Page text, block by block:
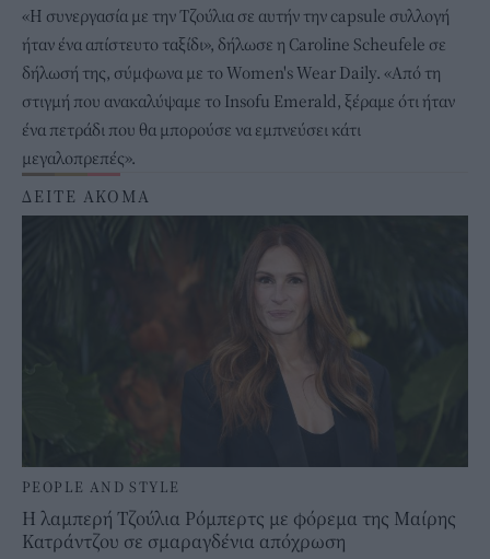
«Η συνεργασία με την Τζούλια σε αυτήν την capsule συλλογή
ήταν ένα απίστευτο ταξίδι», δήλωσε η Caroline Scheufele σε
δήλωσή της, σύμφωνα με το Women's Wear Daily. «Από τη
στιγμή που ανακαλύψαμε το Insofu Emerald, ξέραμε ότι ήταν
ένα πετράδι που θα μπορούσε να εμπνεύσει κάτι
μεγαλοπρεπές».
ΔΕΙΤΕ ΑΚΟΜΑ
PEOPLE AND STYLE
Η λαμπερή Τζούλια Ρόμπερτς με φόρεμα της Μαίρης
Κατράντζου σε σμαραγδένια απόχρωση